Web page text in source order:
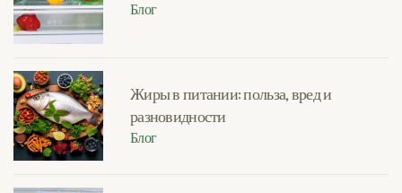
Блог
Жиры в питании: польза, вред и
разновидности
Блог